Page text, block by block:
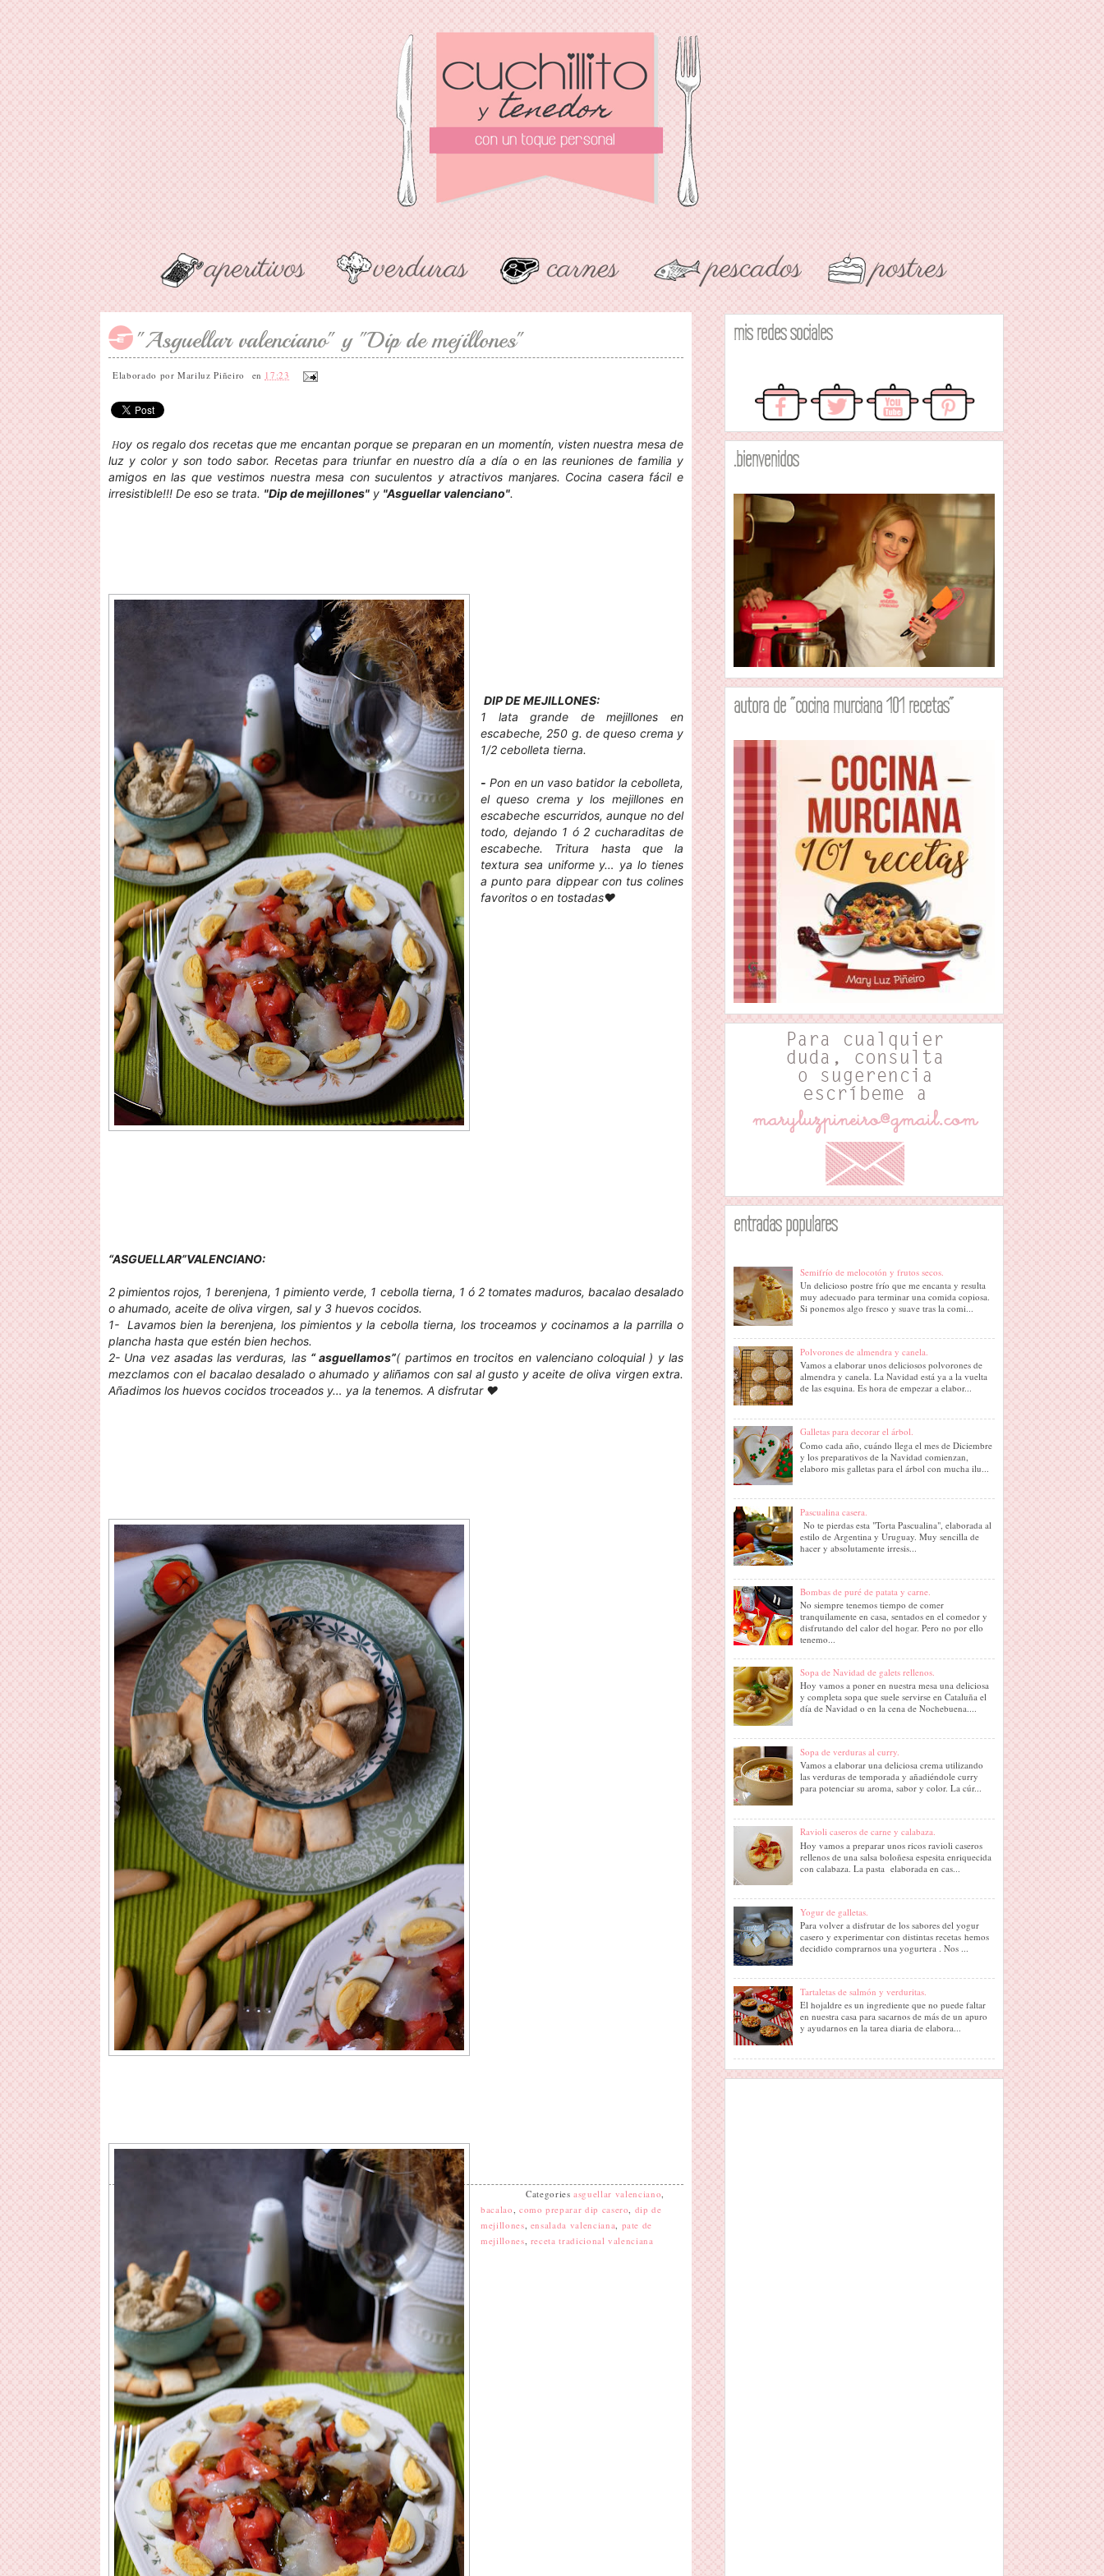
"Asguellar valenciano" y "Dip de mejillones"
Elaborado porMariluz Piñeiro en 17:23
Hoy os regalo dos recetas que me encantan porque se preparan en un momentín, visten nuestra mesa de
luz y color y son todo sabor. Recetas para triunfar en nuestro día a día o en las reuniones de familia y
amigos en las que vestimos nuestra mesa con suculentos y atractivos manjares. Cocina casera fácil e
irresistible!!! De eso se trata. "Dip de mejillones" y "Asguellar valenciano".
DIP DE MEJILLONES:
1 lata grande de mejillones en
escabeche, 250 g. de queso crema y
1/2 cebolleta tierna.
- Pon en un vaso batidor la cebolleta,
el queso crema y los mejillones en
escabeche escurridos, aunque no del
todo, dejando 1 ó 2 cucharaditas de
escabeche. Tritura hasta que la
textura sea uniforme y… ya lo tienes
a punto para dippear con tus colines
favoritos o en tostadas❤️
“ASGUELLAR”VALENCIANO:
2 pimientos rojos, 1 berenjena, 1 pimiento verde, 1 cebolla tierna, 1 ó 2 tomates maduros, bacalao desalado
o ahumado, aceite de oliva virgen, sal y 3 huevos cocidos.
1- Lavamos bien la berenjena, los pimientos y la cebolla tierna, los troceamos y cocinamos a la parrilla o
plancha hasta que estén bien hechos.
2- Una vez asadas las verduras, las “ asguellamos”( partimos en trocitos en valenciano coloquial ) y las
mezclamos con el bacalao desalado o ahumado y aliñamos con sal al gusto y aceite de oliva virgen extra.
Añadimos los huevos cocidos troceados y… ya la tenemos. A disfrutar ❤️
Categoriesasguellar valenciano
bacalao como preparar dip casero dip de
mejillones ensalada valenciana pate de
mejillones receta tradicional valenciana
mis redes sociales
.bienvenidos
autora de "cocina murciana 101 recetas"
entradas populares
Semifrío de melocotón y frutos secos.
Un delicioso postre frío que me encanta y resulta
muy adecuado para terminar una comida copiosa.
Si ponemos algo fresco y suave tras la comi...
Polvorones de almendra y canela.
Vamos a elaborar unos deliciosos polvorones de
almendra y canela. La Navidad está ya a la vuelta
de las esquina. Es hora de empezar a elabor...
Galletas para decorar el árbol.
Como cada año, cuándo llega el mes de Diciembre
y los preparativos de la Navidad comienzan,
elaboro mis galletas para el árbol con mucha ilu...
Pascualina casera.
No te pierdas esta "Torta Pascualina", elaborada al
estilo de Argentina y Uruguay. Muy sencilla de
hacer y absolutamente irresis...
Bombas de puré de patata y carne.
No siempre tenemos tiempo de comer
tranquilamente en casa, sentados en el comedor y
disfrutando del calor del hogar. Pero no por ello
tenemo...
Sopa de Navidad de galets rellenos.
Hoy vamos a poner en nuestra mesa una deliciosa
y completa sopa que suele servirse en Cataluña el
día de Navidad o en la cena de Nochebuena....
Sopa de verduras al curry.
Vamos a elaborar una deliciosa crema utilizando
las verduras de temporada y añadiéndole curry
para potenciar su aroma, sabor y color. La cúr...
Ravioli caseros de carne y calabaza.
Hoy vamos a preparar unos ricos ravioli caseros
rellenos de una salsa boloñesa espesita enriquecida
con calabaza. La pasta elaborada en cas...
Yogur de galletas.
Para volver a disfrutar de los sabores del yogur
casero y experimentar con distintas recetas hemos
decidido comprarnos una yogurtera . Nos ...
Tartaletas de salmón y verduritas.
El hojaldre es un ingrediente que no puede faltar
en nuestra casa para sacarnos de más de un apuro
y ayudarnos en la tarea diaria de elabora...